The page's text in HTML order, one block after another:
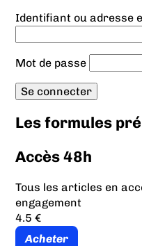
Identifiant ou adresse
Mot de passe
Les formules
Accès 48h
Tous les articles en
engagement
4.5 €
Acheter